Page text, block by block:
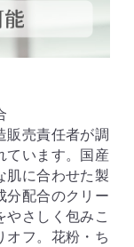
販売責任者が調
ています。国産
肌に合わせた製
分配合のクリー
やさしく包みこ
オフ。花粉・ち